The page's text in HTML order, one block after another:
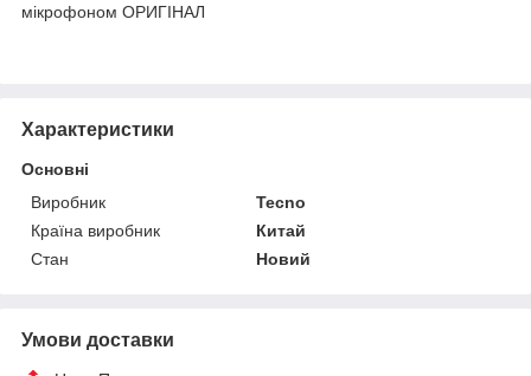
мікрофоном ОРИГІНАЛ
Характеристики
Основні
Виробник
Tecno
Країна виробник
Китай
Стан
Новий
Умови доставки